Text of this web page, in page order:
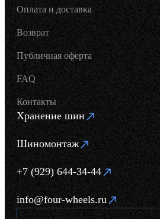
Оплата и доставка
Возврат
Публичная оферта
FAQ
Контакты
Хранение шин
Шиномонтаж
+7 (929) 644-34-44
info@four-wheels.ru